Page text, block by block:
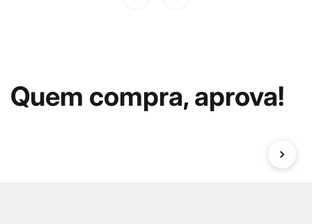
Quem compra, aprova!